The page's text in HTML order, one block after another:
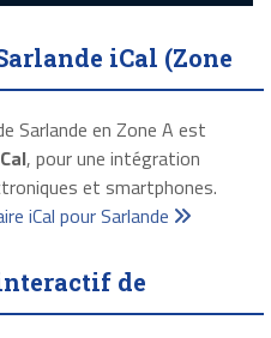
iCal (Zone
Sarlande en Zone A est
, pour une intégration
et smartphones.
iCal pour Sarlande
de